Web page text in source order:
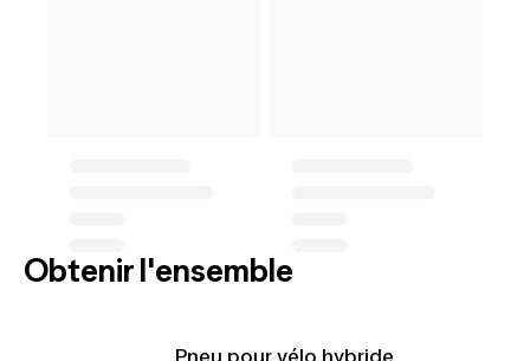
Obtenir l'ensemble
Pneu pour vélo hybride